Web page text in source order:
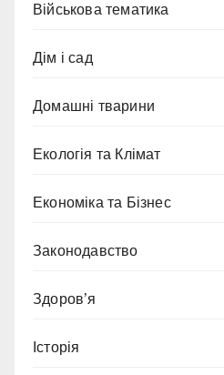
Військова тематика
Дім і сад
Домашні тварини
Екологія та Клімат
Економіка та Бізнес
Законодавство
Здоров’я
Історія